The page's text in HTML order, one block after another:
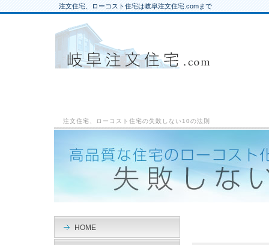
注文住宅、ローコスト住宅は岐阜注文住宅.comまで
注文住宅、ローコスト住宅の失敗しない10の法則
HOME